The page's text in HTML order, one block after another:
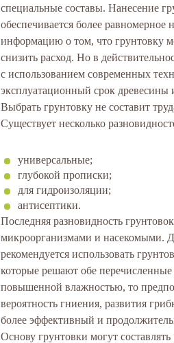
специальные составы. Нанесение
обеспечивается более
информацию о том, что грунтовку
снизить расход. Но в
с использованием современных
эксплуатационный срок древесины
Выбрать грунтовку не составит
Существует несколько
универсальные;
глубокой прописки;
для гидроизоляции;
антисептики.
Последняя разновидность
микроорганизмами и насекомыми.
рекомендуется использовать
которые решают обе перечисленные
повышенной влажностью, то
вероятность гниения, развития
более эффективный и
Основу грунтовки могут